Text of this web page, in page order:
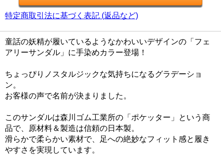
特定商取引法に基づく表記 (返品など)
童話の妖精が履いているようなかわいいデザインの「フェ
アリーサンダル」に手染めカラー登場！
ちょっぴりノスタルジックな気持ちになるグラデーショ
ン。
お客様の声で名前が決まりました。
このサンダルは森川ゴム工業所の「ポケッター」という商
品で、原材料＆製造は信頼の日本製。
滑らかで柔らかい素材で、足への絶妙なフィット感と履き
やすさを実現しています。